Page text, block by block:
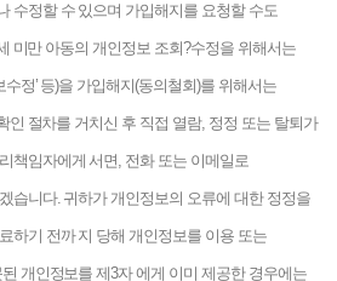
수정할 수 있으며 가입해지를 요청할 수도
미만 아동의 개인정보 조회?수정을 위해서는
수정’ 등)을 가입해지(동의철회)를 위해서는
인 절차를 거치신 후 직접 열람, 정정 또는 탈퇴가
책임자에게 서면, 전화 또는 이메일로
습니다. 귀하가 개인정보의 오류에 대한 정정을
하기 전까 지 당해 개인정보를 이용 또는
개인정보를 제3자 에게 이미 제공한 경우에는